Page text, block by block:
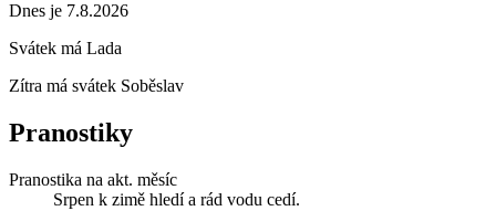
Dnes je 7.8.2026
Svátek má Lada
Zítra má svátek Soběslav
Pranostiky
Pranostika na akt. měsíc
Srpen k zimě hledí a rád vodu cedí.